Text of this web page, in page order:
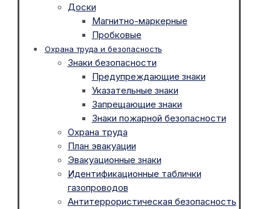
Доски
Магнитно-маркерные
Пробковые
Охрана труда и безопасность
Знаки безопасности
Предупреждающие знаки
Указательные знаки
Запрещающие знаки
Знаки пожарной безопасности
Охрана труда
План эвакуации
Эвакуационные знаки
Идентификационные таблички
газопроводов
Антитеррористическая безопасность